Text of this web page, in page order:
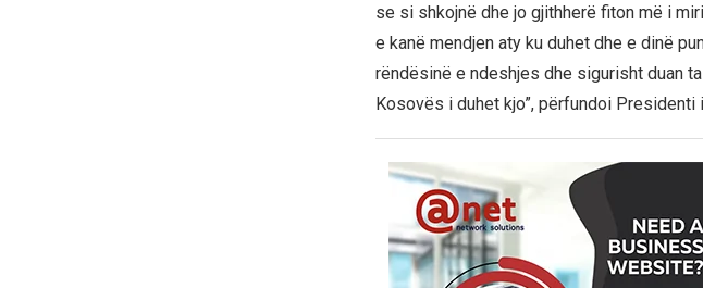
se si shkojnë dhe jo gjithherë fiton më i
e kanë mendjen aty ku duhet dhe e dinë
rëndësinë e ndeshjes dhe sigurisht duan
Kosovës i duhet kjo”, përfundoi